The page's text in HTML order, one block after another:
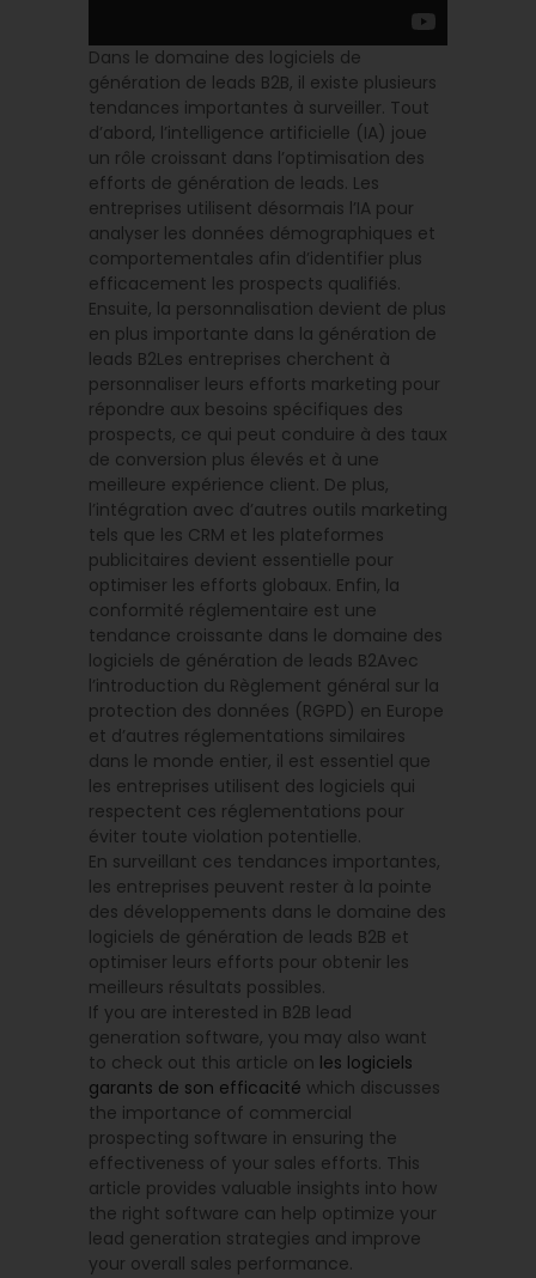
Dans le domaine des logiciels de
génération de leads B2B, il existe plusieurs
tendances importantes à surveiller. Tout
d’abord, l’intelligence artificielle (IA) joue
un rôle croissant dans l’optimisation des
efforts de génération de leads. Les
entreprises utilisent désormais l’IA pour
analyser les données démographiques et
comportementales afin d’identifier plus
efficacement les prospects qualifiés.
Ensuite, la personnalisation devient de plus
en plus importante dans la génération de
leads B2Les entreprises cherchent à
personnaliser leurs efforts marketing pour
répondre aux besoins spécifiques des
prospects, ce qui peut conduire à des taux
de conversion plus élevés et à une
meilleure expérience client. De plus,
l’intégration avec d’autres outils marketing
tels que les CRM et les plateformes
publicitaires devient essentielle pour
optimiser les efforts globaux. Enfin, la
conformité réglementaire est une
tendance croissante dans le domaine des
logiciels de génération de leads B2Avec
l’introduction du Règlement général sur la
protection des données (RGPD) en Europe
et d’autres réglementations similaires
dans le monde entier, il est essentiel que
les entreprises utilisent des logiciels qui
respectent ces réglementations pour
éviter toute violation potentielle.
En surveillant ces tendances importantes,
les entreprises peuvent rester à la pointe
des développements dans le domaine des
logiciels de génération de leads B2B et
optimiser leurs efforts pour obtenir les
meilleurs résultats possibles.
If you are interested in B2B lead
generation software, you may also want
to check out this article on les logiciels
garants de son efficacité which discusses
the importance of commercial
prospecting software in ensuring the
effectiveness of your sales efforts. This
article provides valuable insights into how
the right software can help optimize your
lead generation strategies and improve
your overall sales performance.